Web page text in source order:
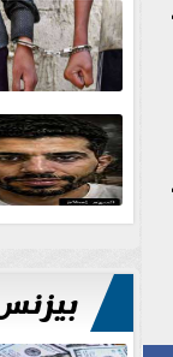
مراكز
الدكرور